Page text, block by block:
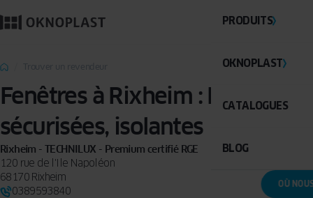
PRODUITS
OKNOPLAST
CATALOGUES
BLOG
OÙ
Fenêtres à Rixheim : PVC,
sécurisées, isolantes
Rixheim - TECHNILUX - Premium certifié RGE
120 rue de l'Ile Napoléon
68170 Rixheim
0389593840